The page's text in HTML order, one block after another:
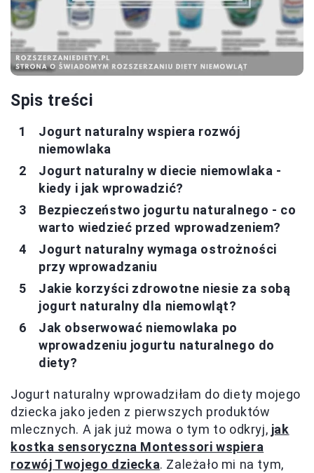
Spis treści
Jogurt naturalny wspiera rozwój
niemowlaka
Jogurt naturalny w diecie niemowlaka -
kiedy i jak wprowadzić?
Bezpieczeństwo jogurtu naturalnego - co
warto wiedzieć przed wprowadzeniem?
Jogurt naturalny wymaga ostrożności
przy wprowadzaniu
Jakie korzyści zdrowotne niesie za sobą
jogurt naturalny dla niemowląt?
Jak obserwować niemowlaka po
wprowadzeniu jogurtu naturalnego do
diety?
Jogurt naturalny wprowadziłam do diety mojego
dziecka jako jeden z pierwszych produktów
mlecznych. A jak już mowa o tym to odkryj, jak
kostka sensoryczna Montessori wspiera
rozwój Twojego dziecka. Zależało mi na tym,